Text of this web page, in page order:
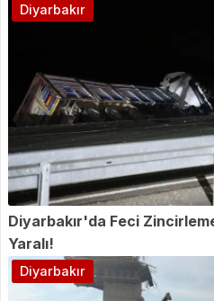
Diyarbakır'da Feci
Yaralı!
Diyarbakır
Diyarbakır